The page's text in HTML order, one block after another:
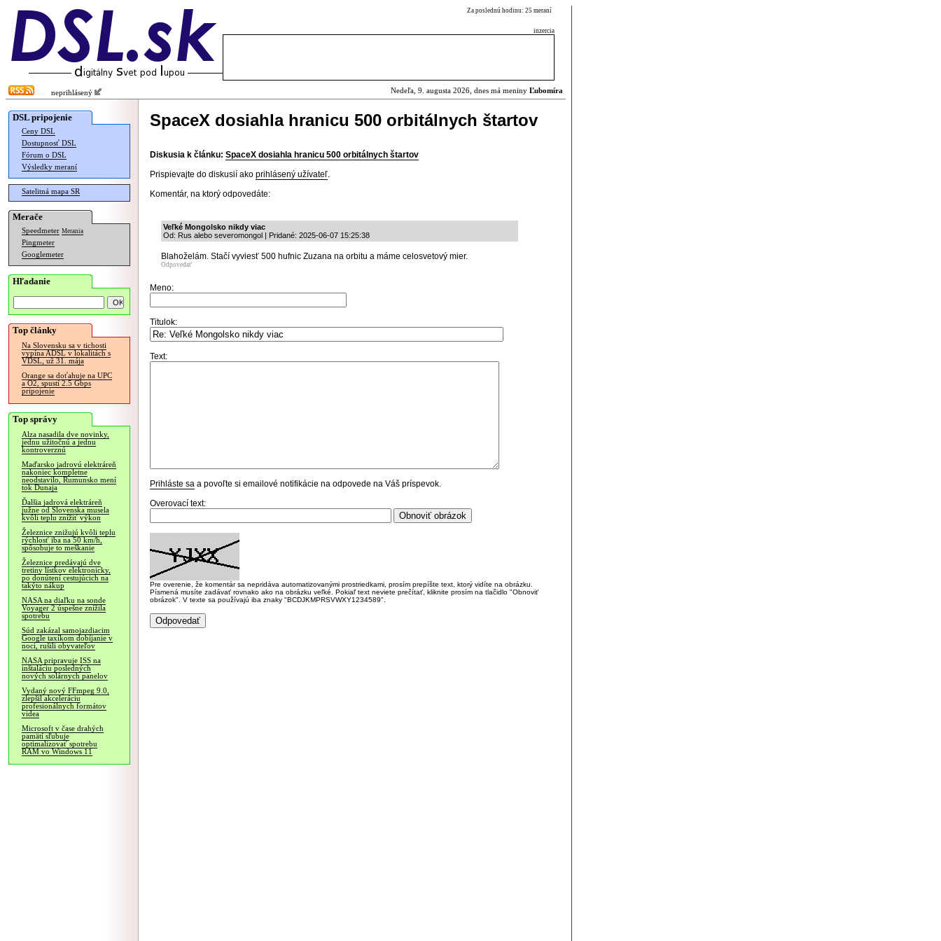
Za poslednú hodinu: 25 meraní
inzercia
neprihlásený Nedeľa, 9. augusta 2026, dnes má meniny Ľubomíra
DSL pripojenie
Ceny DSL
Dostupnosť DSL
Fórum o DSL
Výsledky meraní
Satelitná mapa SR
Merače
Speedmeter Merania
Pingmeter
Googlemeter
Hľadanie
Top články
Na Slovensku sa v tichosti
vypína ADSL v lokalitách s
VDSL, už 31. mája
Orange sa doťahuje na UPC
a O2, spustí 2.5 Gbps
pripojenie
Top správy
Alza nasadila dve novinky,
jednu užitočnú a jednu
kontroverznú
Maďarsko jadrovú elektráreň
nakoniec kompletne
neodstavilo, Rumunsko mení
tok Dunaja
Ďalšia jadrová elektráreň
južne od Slovenska musela
kvôli teplu znížiť výkon
Železnice znižujú kvôli teplu
rýchlosť iba na 50 km/h,
spôsobuje to meškanie
Železnice predávajú dve
tretiny lístkov elektronicky,
po donútení cestujúcich na
takýto nákup
NASA na diaľku na sonde
Voyager 2 úspešne znížila
spotrebu
Súd zakázal samojazdiacim
Google taxíkom dobíjanie v
noci, rušili obyvateľov
NASA pripravuje ISS na
inštaláciu posledných
nových solárnych panelov
Vydaný nový FFmpeg 9.0,
zlepšil akceleráciu
profesionálnych formátov
videa
Microsoft v čase drahých
pamätí sľubuje
optimalizovať spotrebu
RAM vo Windows 11
SpaceX dosiahla hranicu 500 orbitálnych štartov
Diskusia k článku: SpaceX dosiahla hranicu 500 orbitálnych štartov
Prispievajte do diskusií ako prihlásený užívateľ.
Komentár, na ktorý odpovedáte:
Veľké Mongolsko nikdy viac
Od: Rus alebo severomongol | Pridané: 2025-06-07 15:25:38
Blahoželám. Stačí vyviesť 500 hufnic Zuzana na orbitu a máme celosvetový mier.
Odpovedať
Meno:
Titulok:
Text:
Prihláste sa a povoľte si emailové notifikácie na odpovede na Váš príspevok.
Overovací text:
Pre overenie, že komentár sa nepridáva automatizovanými prostriedkami, prosím prepíšte text, ktorý vidíte na obrázku.
Písmená musíte zadávať rovnako ako na obrázku veľké. Pokiaľ text neviete prečítať, kliknite prosím na tlačidlo "Obnoviť
obrázok". V texte sa používajú iba znaky "BCDJKMPRSVWXY1234589".